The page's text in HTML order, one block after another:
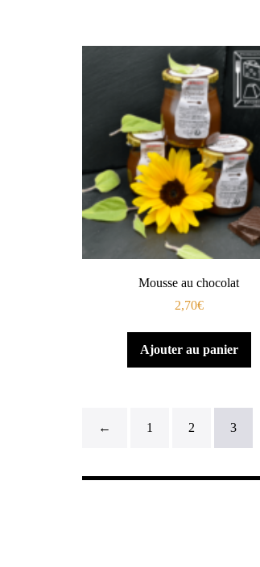
Mousse au chocolat
2,70€
Ajouter au panier
← 1 2 3